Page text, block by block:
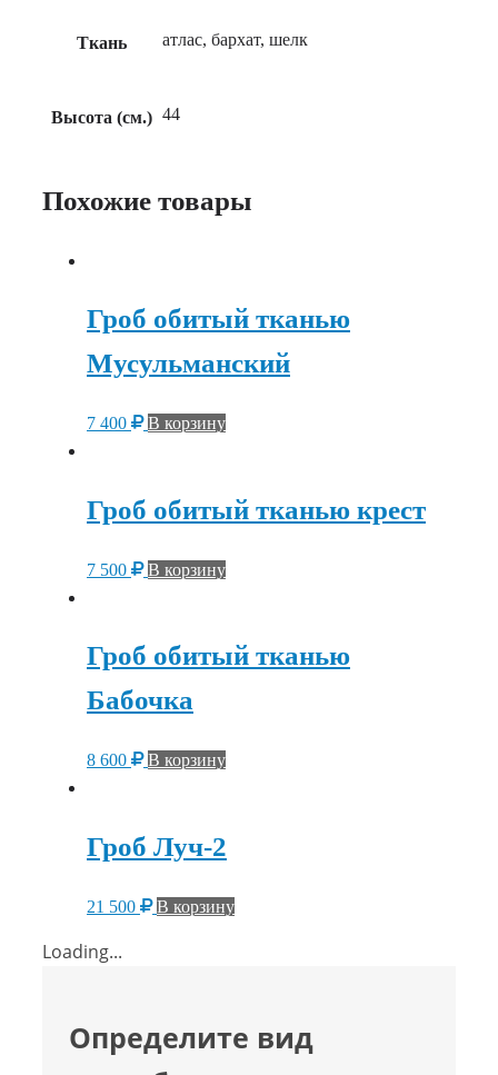
Ткань атлас, бархат, шелк
Высота (см.) 44
Похожие товары
Гроб обитый тканью
Мусульманский
7 400 В корзину
Гроб обитый тканью крест
7 500 В корзину
Гроб обитый тканью
Бабочка
8 600 В корзину
Гроб Луч-2
21 500 В корзину
Loading...
Определите вид